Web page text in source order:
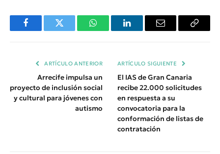
FacebookTwitter WhatsAppLinkedInEmail
Copiar
ARTÍCULO ANTERIOR
Arrecife impulsa un
proyecto de inclusión social
y cultural para jóvenes con
autismo
ARTÍCULO SIGUIENTE
El IAS de Gran Canaria
recibe 22.000 solicitudes
en respuesta a su
convocatoria para la
conformación de listas de
contratación